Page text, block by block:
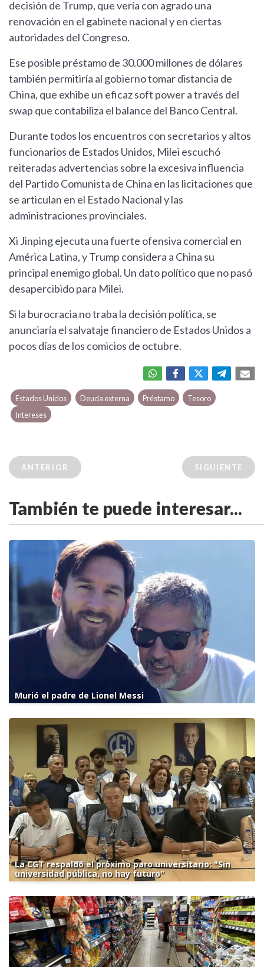
decisión de Trump, que vería con agrado una
renovación en el gabinete nacional y en ciertas
autoridades del Congreso.
Ese posible préstamo de 30.000 millones de dólares
también permitiría al gobierno tomar distancia de
China, que exhibe un eficaz soft power a través del
swap que contabiliza el balance del Banco Central.
Durante todos los encuentros con secretarios y altos
funcionarios de Estados Unidos, Milei escuchó
reiteradas advertencias sobre la excesiva influencia
del Partido Comunista de China en las licitaciones que
se articulan en el Estado Nacional y las
administraciones provinciales.
Xi Jinping ejecuta una fuerte ofensiva comercial en
América Latina, y Trump considera a China su
principal enemigo global. Un dato político que no pasó
desapercibido para Milei.
Si la burocracia no traba la decisión política, se
anunciaría el salvataje financiero de Estados Unidos a
pocos días de los comicios de octubre.
Estados Unidos Deuda externa Préstamo
Tesoro
Intereses
ANTERIOR SIGUIENTE
También te puede interesar...
Murió el padre de Lionel Messi
La CGT respaldó el próximo paro universitario: "Sin
universidad pública, no hay futuro"